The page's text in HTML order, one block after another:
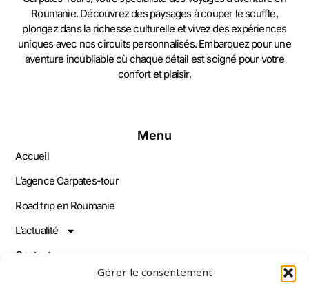
Gérer le consentement
Roumanie. Découvrez des paysages à couper le souffle,
plongez dans la richesse culturelle et vivez des expériences
uniques avec nos circuits personnalisés. Embarquez pour une
aventure inoubliable où chaque détail est soigné pour votre
confort et plaisir.
Menu
Accueil
L’agence Carpates-tour
Road trip en Roumanie
L’actualité
Contact
Contact